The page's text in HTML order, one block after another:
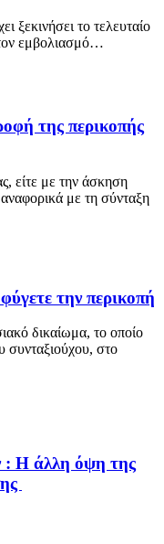
ξεκινήσει το τελευταίο
εμβολιασμό…
της περικοπής
είτε με την άσκηση
με τη σύνταξη
την περικοπή
δικαίωμα, το οποίο
συνταξιούχου, στο
: Η άλλη όψη της